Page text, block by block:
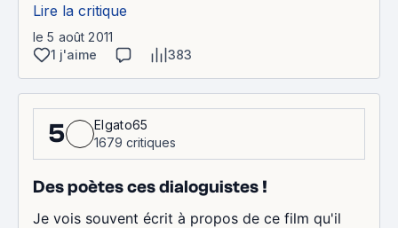
Lire la critique
le 5 août 2011
1 j'aime
383
5
Elgato65
1679 critiques
Des poètes ces dialoguistes !
Je vois souvent écrit à propos de ce film qu'il